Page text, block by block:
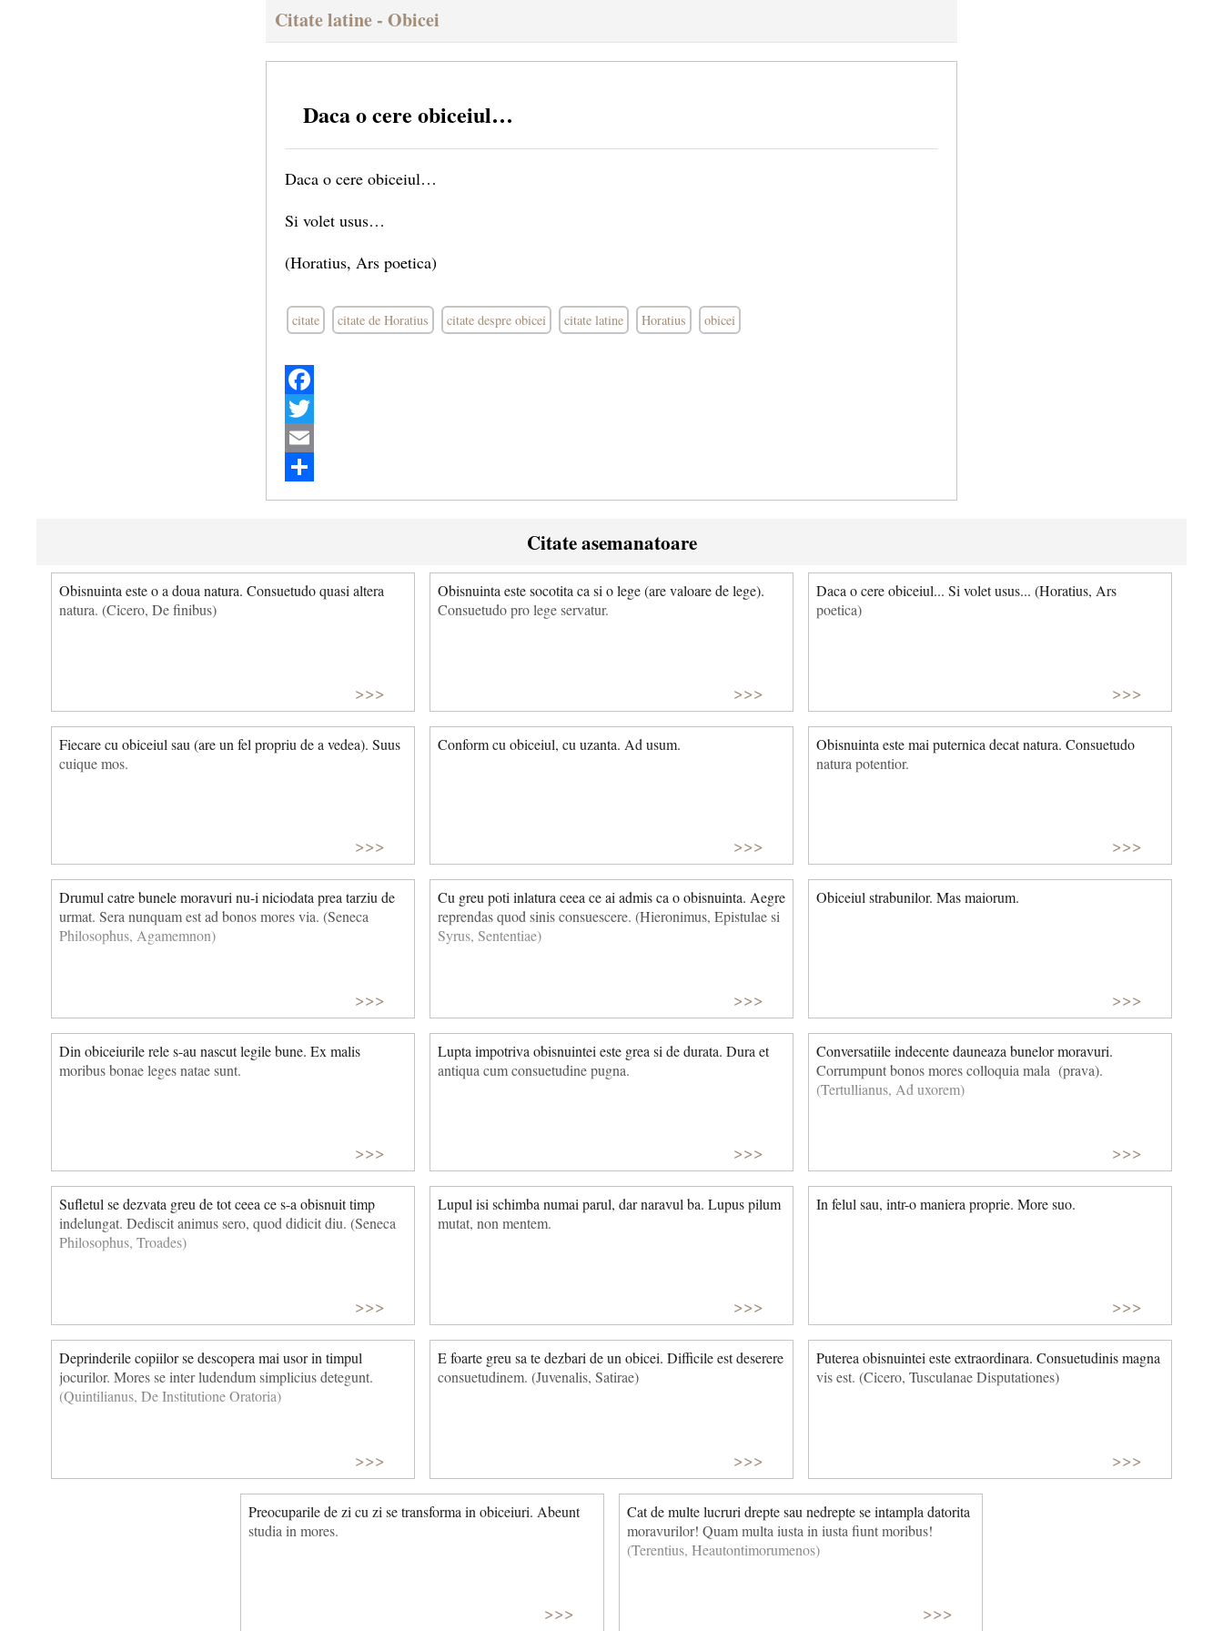
Citate latine - Obicei
Daca o cere obiceiul…
Daca o cere obiceiul…
Si volet usus…
(Horatius, Ars poetica)
citate citate de Horatius citate despre obicei citate latine Horatius obicei
Facebook
Twitter
Email
Share
Citate asemanatoare
Obisnuinta este o a doua natura. Consuetudo quasi altera
natura. (Cicero, De finibus)
>>>
Obisnuinta este socotita ca si o lege (are valoare de lege).
Consuetudo pro lege servatur.
>>>
Daca o cere obiceiul... Si volet usus... (Horatius, Ars
poetica)
>>>
Fiecare cu obiceiul sau (are un fel propriu de a vedea). Suus
cuique mos.
>>>
Conform cu obiceiul, cu uzanta. Ad usum.
>>>
Obisnuinta este mai puternica decat natura. Consuetudo
natura potentior.
>>>
Drumul catre bunele moravuri nu-i niciodata prea tarziu de
urmat. Sera nunquam est ad bonos mores via. (Seneca
Philosophus, Agamemnon)
>>>
Cu greu poti inlatura ceea ce ai admis ca o obisnuinta. Aegre
reprendas quod sinis consuescere. (Hieronimus, Epistulae si
Syrus, Sententiae)
>>>
Obiceiul strabunilor. Mas maiorum.
>>>
Din obiceiurile rele s-au nascut legile bune. Ex malis
moribus bonae leges natae sunt.
>>>
Lupta impotriva obisnuintei este grea si de durata. Dura et
antiqua cum consuetudine pugna.
>>>
Conversatiile indecente dauneaza bunelor moravuri.
Corrumpunt bonos mores colloquia mala (prava).
(Tertullianus, Ad uxorem)
>>>
Sufletul se dezvata greu de tot ceea ce s-a obisnuit timp
indelungat. Dediscit animus sero, quod didicit diu. (Seneca
Philosophus, Troades)
>>>
Lupul isi schimba numai parul, dar naravul ba. Lupus pilum
mutat, non mentem.
>>>
In felul sau, intr-o maniera proprie. More suo.
>>>
Deprinderile copiilor se descopera mai usor in timpul
jocurilor. Mores se inter ludendum simplicius detegunt.
(Quintilianus, De Institutione Oratoria)
>>>
E foarte greu sa te dezbari de un obicei. Difficile est deserere
consuetudinem. (Juvenalis, Satirae)
>>>
Puterea obisnuintei este extraordinara. Consuetudinis magna
vis est. (Cicero, Tusculanae Disputationes)
>>>
Preocuparile de zi cu zi se transforma in obiceiuri. Abeunt
studia in mores.
>>>
Cat de multe lucruri drepte sau nedrepte se intampla datorita
moravurilor! Quam multa iusta in iusta fiunt moribus!
(Terentius, Heautontimorumenos)
>>>